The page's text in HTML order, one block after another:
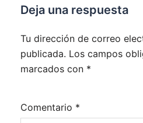
Deja una respuesta
Tu dirección de correo
publicada. Los campos
marcados con *
Comentario *